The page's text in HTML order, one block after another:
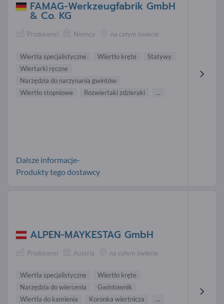
FAMAG-Werkzeugfabrik GmbH
& Co. KG
Producenci Niemcy na całym świecie
Wiertła specjalistyczne Wiertło kręte
Statywy
Wiertarki ręczne
Narzędzia do narzynania gwintów
Wiertło stopniowe
Rozwiertaki zdzieraki ...
Dalsze informacje-
Produkty tego dostawcy
ALPEN-MAYKESTAG GmbH
Producenci Austria na całym świecie
Wiertła specjalistyczne
Wiertło kręte
Narzędzia do wiercenia
Gwintownik
Wiertła do kamienia
Koronka wiertnicza ...